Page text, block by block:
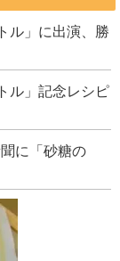
ル」に出演、勝
ル」記念レシピ
に「砂糖の